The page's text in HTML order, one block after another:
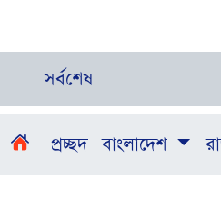
সর্বশেষ
প্রচ্ছদ বাংলাদেশ